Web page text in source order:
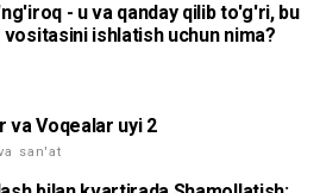
- u va qanday qilib to'g'ri, bu
ishlatish uchun nima?
va Voqealar uyi 2
san'at